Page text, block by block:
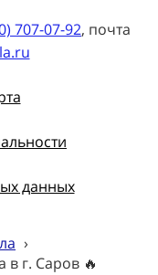
707-07-92, почта
данных
›
г. Саров 🔥